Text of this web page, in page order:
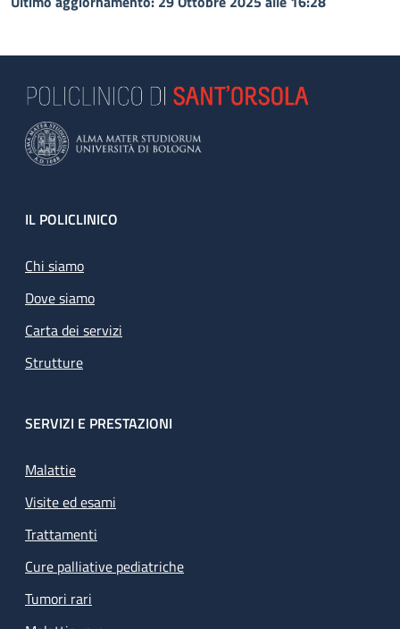
Footer
IL POLICLINICO
Chi siamo
Dove siamo
Carta dei servizi
Strutture
SERVIZI E PRESTAZIONI
Malattie
Visite ed esami
Trattamenti
Cure palliative pediatriche
Tumori rari